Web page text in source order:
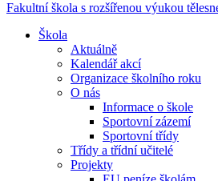
Fakultní škola s rozšířenou výukou
Škola
Aktuálně
Kalendář akcí
Organizace školního roku
O nás
Informace o škole
Sportovní zázemí
Sportovní třídy
Třídy a třídní učitelé
Projekty